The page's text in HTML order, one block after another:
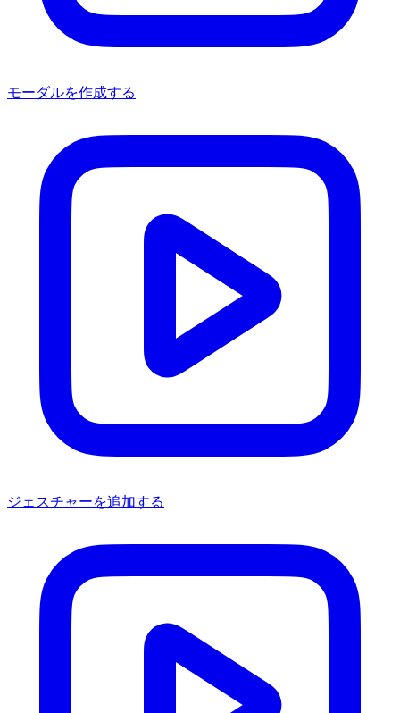
モーダルを作成する
ジェスチャーを追加する